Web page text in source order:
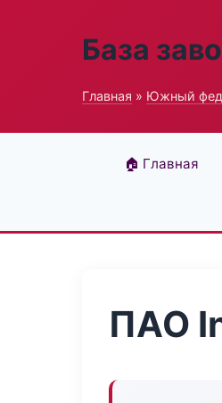
База
Главная » Южный
🏠 Главная
ПАО